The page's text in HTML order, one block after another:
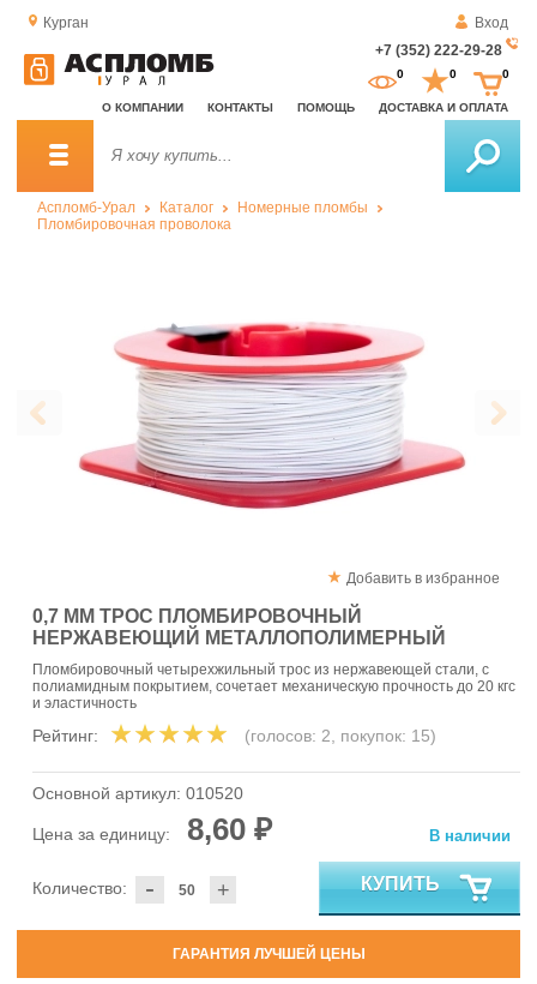
Курган
Вход
+7 (352) 222-29-28
О КОМПАНИИ КОНТАКТЫ ПОМОЩЬ ДОСТАВКА И ОПЛАТА
0 0 0
Аспломб-Урал Каталог
Номерные пломбы
Пломбировочная проволока
Добавить в избранное
0,7 ММ ТРОС ПЛОМБИРОВОЧНЫЙ
НЕРЖАВЕЮЩИЙ МЕТАЛЛОПОЛИМЕРНЫЙ
Пломбировочный четырехжильный трос из нержавеющей стали, с
полиамидным покрытием, сочетает механическую прочность до 20 кгс
и эластичность
Рейтинг: (голосов: 2, покупок: 15)
Основной артикул: 010520
Цена за единицу: 8,60 ₽
- +
Количество:
В наличии
КУПИТЬ
ГАРАНТИЯ ЛУЧШЕЙ ЦЕНЫ